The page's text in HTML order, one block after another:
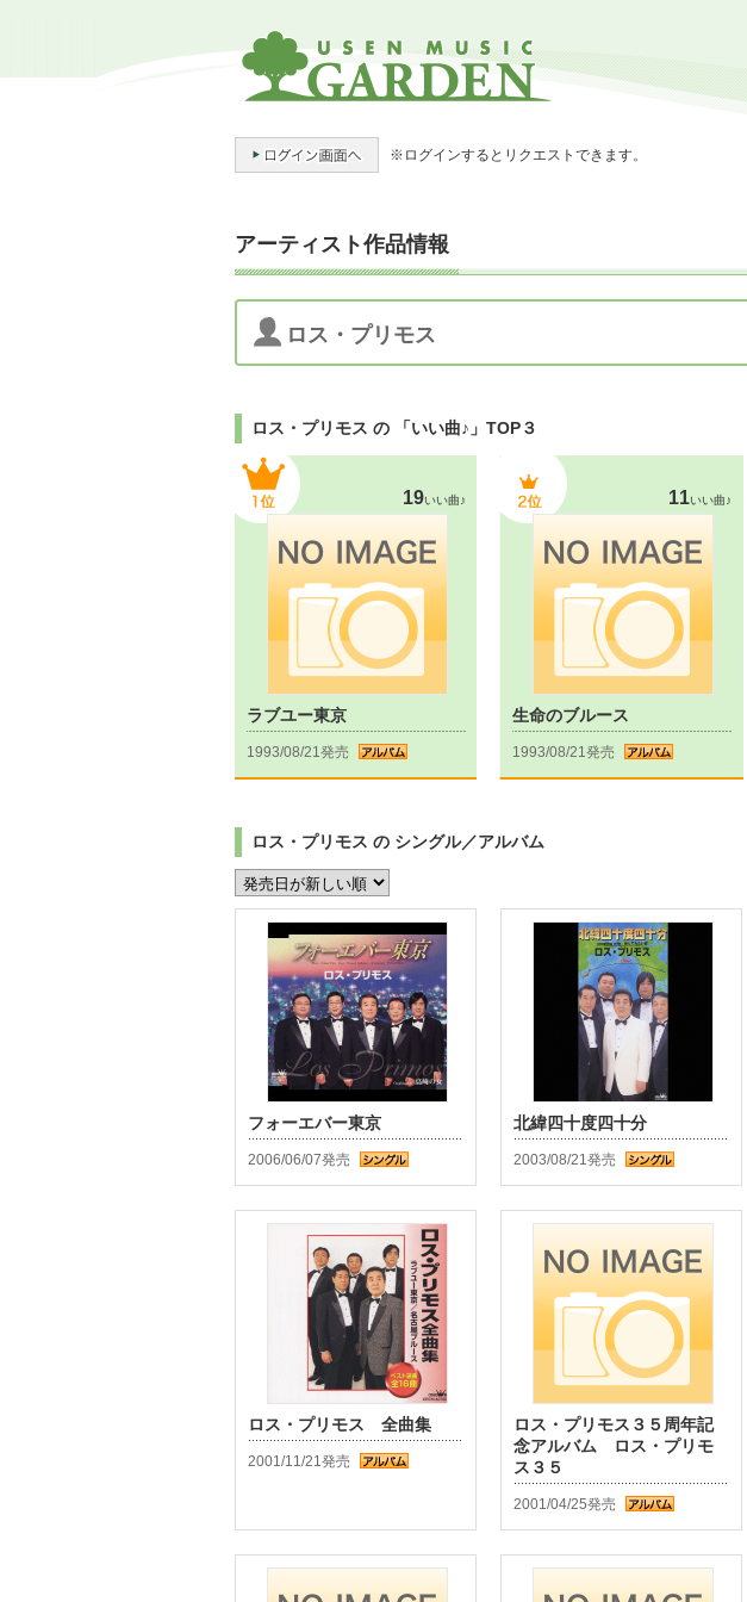
※ログインするとリクエストできます。
アーティスト作品情報
ロス・プリモス
ロス・プリモス の 「いい曲♪」TOP３
19いい曲♪
ラブユー東京
1993/08/21発売
11いい曲♪
生命のブルース
1993/08/21発売
ロス・プリモス の シングル／アルバム
フォーエバー東京
2006/06/07発売
北緯四十度四十分
2003/08/21発売
ロス・プリモス 全曲集
2001/11/21発売
ロス・プリモス３５周年記
念アルバム ロス・プリモ
ス３５
2001/04/25発売